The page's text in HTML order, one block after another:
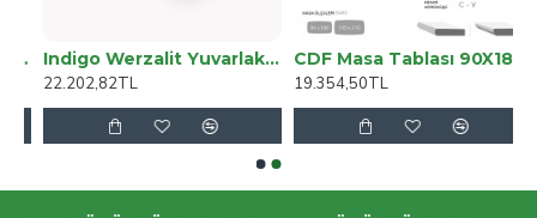
Indigo Werzalit Yuvarlak - Tiffany Masa Takımı (90cm) - Akçaağaç
22.202,82TL
CDF Masa Tablası 90X180 - DCLTM2115
19.354,50TL